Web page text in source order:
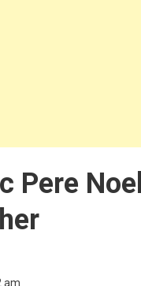
Pere Noel
am